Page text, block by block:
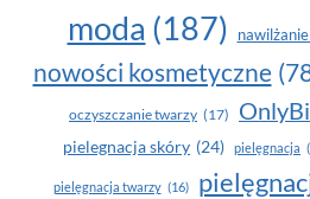
moda (187)
nowości kosmetyczne
oczyszczanie twarzy (17)
pielegnacja skóry (24) pielęgnacja
pielęgnacja twarzy (16)